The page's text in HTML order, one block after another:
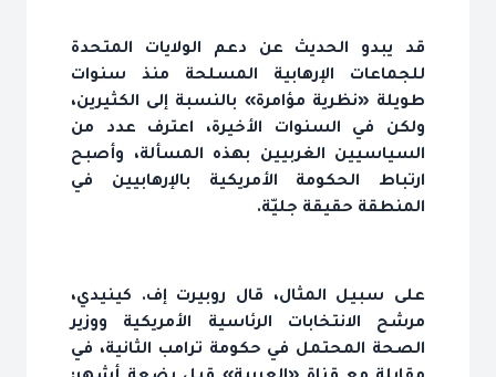
قد يبدو الحديث عن دعم الولايات المتحدة
للجماعات الإرهابية المسلحة منذ سنوات
طويلة «نظرية مؤامرة» بالنسبة إلى الكثيرين،
ولكن في السنوات الأخيرة، اعترف عدد من
السياسيين الغربيين بهذه المسألة، وأصبح
ارتباط الحكومة الأمريكية بالإرهابيين في
المنطقة حقيقة جليّة.
على سبيل المثال، قال روبيرت إف. كينيدي،
مرشح الانتخابات الرئاسية الأمريكية ووزير
الصحة المحتمل في حكومة ترامب الثانية، في